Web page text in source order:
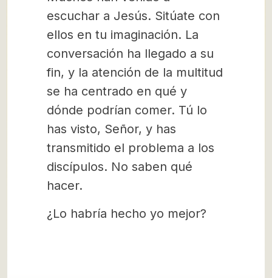
escuchar a Jesús. Sitúate con
ellos en tu imaginación. La
conversación ha llegado a su
fin, y la atención de la multitud
se ha centrado en qué y
dónde podrían comer. Tú lo
has visto, Señor, y has
transmitido el problema a los
discípulos. No saben qué
hacer.
¿Lo habría hecho yo mejor?